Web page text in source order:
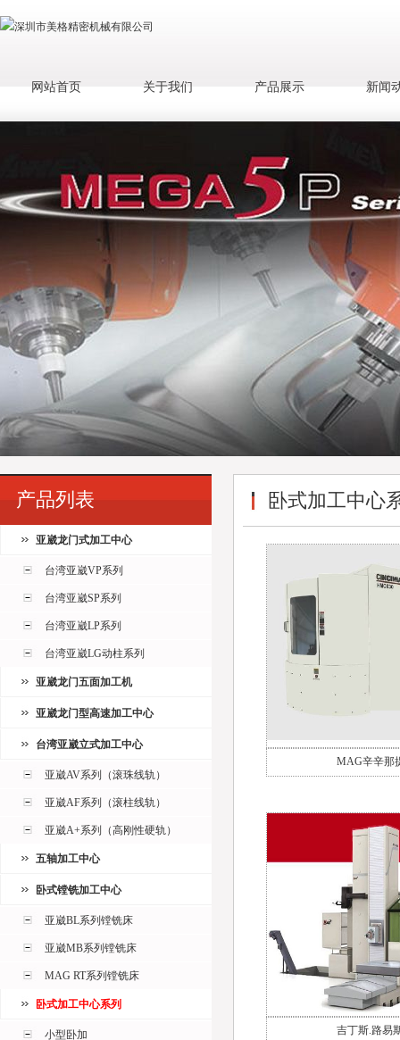
网站首页 关于我们 产品展示 新闻
产品列表
亚崴龙门式加工中心
台湾亚崴VP系列
台湾亚崴SP系列
台湾亚崴LP系列
台湾亚崴LG动柱系列
亚崴龙门五面加工机
亚崴龙门型高速加工中心
台湾亚崴立式加工中心
亚崴AV系列（滚珠线轨）
亚崴AF系列（滚柱线轨）
亚崴A+系列（高刚性硬轨）
五轴加工中心
卧式镗铣加工中心
亚崴BL系列镗铣床
亚崴MB系列镗铣床
MAG RT系列镗铣床
卧式加工中心系列
小型卧加
卧式加工中心
MAG辛辛那
吉丁斯.路易